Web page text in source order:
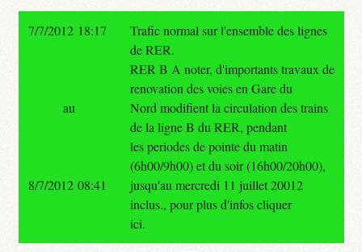
7/7/2012 18:17
Trafic normal sur l'ensemble des lignes
de RER.
RER B A noter, d'importants travaux de
renovation des voies en Gare du
Nord modifient la circulation des trains
de la ligne B du RER, pendant
les periodes de pointe du matin
(6h00/9h00) et du soir (16h00/20h00),
jusqu'au mercredi 11 juillet 20012
inclus., pour plus d'infos cliquer
ici.
au
8/7/2012 08:41